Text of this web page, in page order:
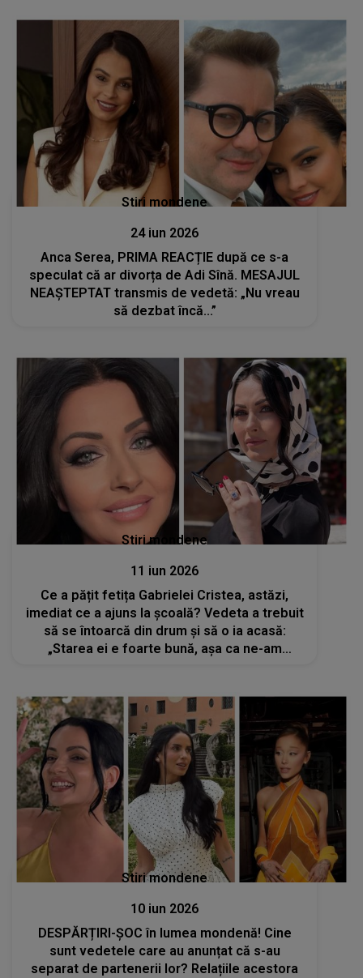
Stiri mondene
24 iun 2026
Anca Serea, PRIMA REACȚIE după ce s-a
speculat că ar divorța de Adi Sînă. MESAJUL
NEAȘTEPTAT transmis de vedetă: „Nu vreau
să dezbat încă...”
Stiri mondene
11 iun 2026
Ce a pățit fetița Gabrielei Cristea, astăzi,
imediat ce a ajuns la școală? Vedeta a trebuit
să se întoarcă din drum și să o ia acasă:
„Starea ei e foarte bună, așa ca ne-am
Stiri mondene
10 iun 2026
DESPĂRȚIRI-ȘOC în lumea mondenă! Cine
sunt vedetele care au anunțat că s-au
separat de partenerii lor? Relațiile acestora